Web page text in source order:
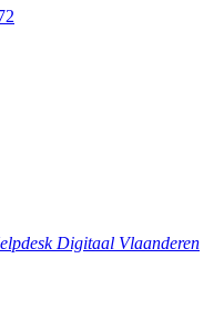
Digitaal Vlaanderen